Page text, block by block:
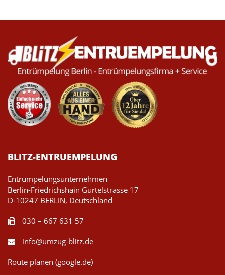
BLITZ-ENTRUEMPELUNG
Entrümpelungsunternehmen
Berlin-Friedrichshain Gürtelstrasse 17
D-10247 BERLIN, Deutschland
030 – 667 631 57
info@umzug-blitz.de
Route planen (google.de)